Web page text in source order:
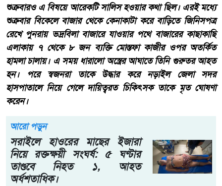
শুক্রবারও এ বিষয়ে আরেকটি সালিস হওয়ার কথা ছিল। এরই মধ্যে
শুক্রবার বিকেলে বাজার থেকে কেনাকাটা করে বাড়িতে জিনিসপত্র
রেখে পুনরায় ভদ্রবিলা বাজারে যাওয়ার পথে বাজারের কাছাকাছি
এলাকায় ৭ থেকে ৮ জন ব্যক্তি মোস্তফা কাজীর ওপর অতর্কিত
হামলা চালায়। এ সময় ধারালো অস্ত্রের আঘাতে তিনি গুরুতর আহত
হন। পরে স্বজনরা তাকে উদ্ধার করে নড়াইল জেলা সদর
হাসপাতালে নিয়ে গেলে দায়িত্বরত চিকিৎসক তাকে মৃত ঘোষণা
করেন।
আরো পড়ুন
সরাইলে হাওরের মাছের ইজারা
নিয়ে রক্তক্ষয়ী সংঘর্ষ: ৫ ঘণ্টার
তাণ্ডবে নিহত ১, আহত
অর্ধশতাধিক।